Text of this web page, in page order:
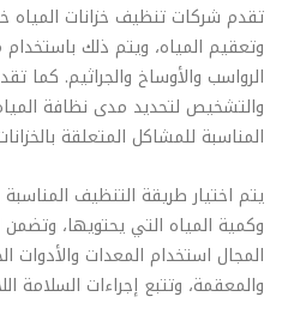
تقدم شركات تنظيف خزانات المياه
وتعقيم المياه، ويتم ذلك باستخدام
الرواسب والأوساخ والجراثيم.
والتشخيص لتحديد مدى نظافة
المناسبة للمشاكل المتعلقة
يتم اختيار طريقة التنظيف
وكمية المياه التي يحتويها،
المجال استخدام المعدات والأدوات
والمعقمة، وتتبع إجراءات السلامة